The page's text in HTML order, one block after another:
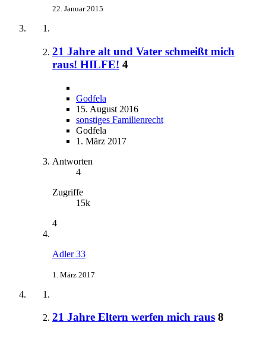
22. Januar 2015
21 Jahre alt und Vater schmeißt mich
raus! HILFE! 4
Godfela
15. August 2016
sonstiges Familienrecht
Godfela
1. März 2017
Antworten
4
Zugriffe
15k
4
Adler 33
1. März 2017
21 Jahre Eltern werfen mich raus 8